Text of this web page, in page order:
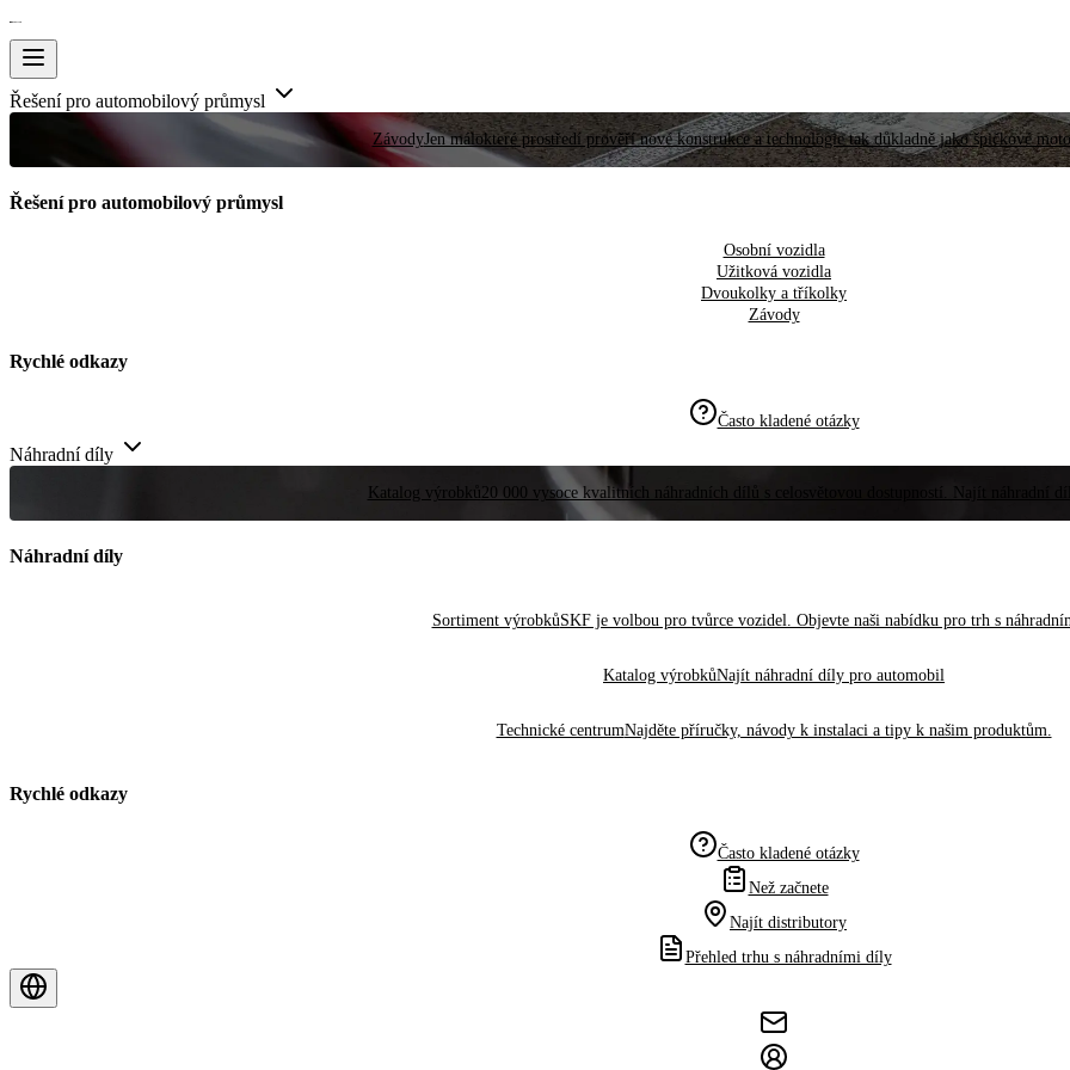
Řešení pro automobilový průmysl
ZávodyJen málokteré prostředí prověří nové konstrukce a technologie tak důkladně jako špičkové
Řešení pro automobilový průmysl
Osobní vozidla
Užitková vozidla
Dvoukolky a tříkolky
Závody
Rychlé odkazy
Často kladené otázky
Náhradní díly
Katalog výrobků20 000 vysoce kvalitních náhradních dílů s celosvětovou dostupností. Najít náhradní
Náhradní díly
Sortiment výrobkůSKF je volbou pro tvůrce vozidel. Objevte naši nabídku pro trh s
Katalog výrobkůNajít náhradní díly pro automobil
Technické centrumNajděte příručky, návody k instalaci a tipy k našim produktům.
Rychlé odkazy
Často kladené otázky
Než začnete
Najít distributory
Přehled trhu s náhradními díly